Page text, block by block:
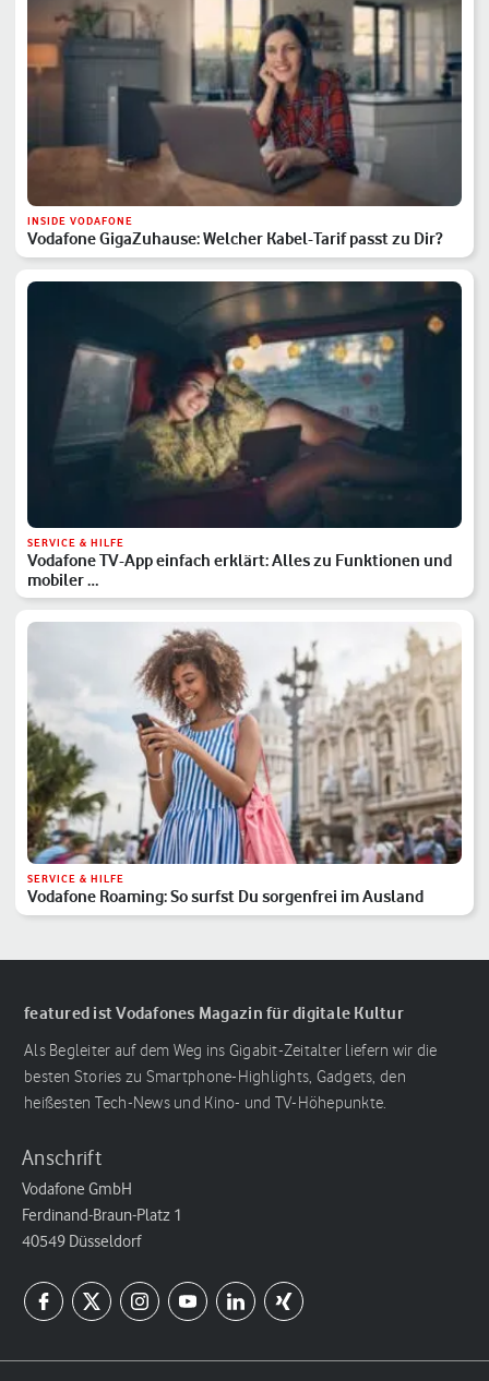
INSIDE VODAFONE
Vodafone GigaZuhause: Welcher Kabel-Tarif passt zu Dir?
SERVICE & HILFE
Vodafone TV-App einfach erklärt: Alles zu Funktionen und
mobiler …
SERVICE & HILFE
Vodafone Roaming: So surfst Du sorgenfrei im Ausland
featured ist Vodafones Magazin für digitale Kultur
Als Begleiter auf dem Weg ins Gigabit-Zeitalter liefern wir die
besten Stories zu Smartphone-Highlights, Gadgets, den
heißesten Tech-News und Kino- und TV-Höhepunkte.
Anschrift
Vodafone GmbH
Ferdinand-Braun-Platz 1
40549 Düsseldorf